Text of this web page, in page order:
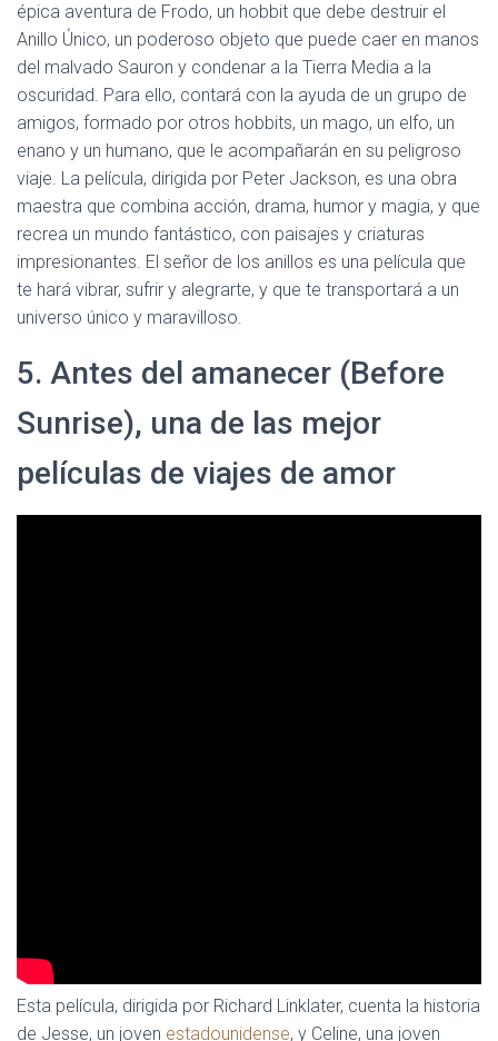
épica aventura de Frodo, un hobbit que debe destruir el
Anillo Único, un poderoso objeto que puede caer en manos
del malvado Sauron y condenar a la Tierra Media a la
oscuridad. Para ello, contará con la ayuda de un grupo de
amigos, formado por otros hobbits, un mago, un elfo, un
enano y un humano, que le acompañarán en su peligroso
viaje. La película, dirigida por Peter Jackson, es una obra
maestra que combina acción, drama, humor y magia, y que
recrea un mundo fantástico, con paisajes y criaturas
impresionantes. El señor de los anillos es una película que
te hará vibrar, sufrir y alegrarte, y que te transportará a un
universo único y maravilloso.
5. Antes del amanecer (Before
Sunrise), una de las mejor
películas de viajes de amor
Esta película, dirigida por Richard Linklater, cuenta la historia
de Jesse, un joven estadounidense, y Celine, una joven